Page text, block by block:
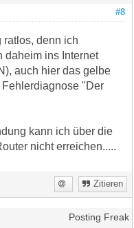
#8
denn ich
daheim ins Internet
auch hier das gelbe
"Der
kann ich über die
nicht erreichen.....
Zitieren
Posting Freak